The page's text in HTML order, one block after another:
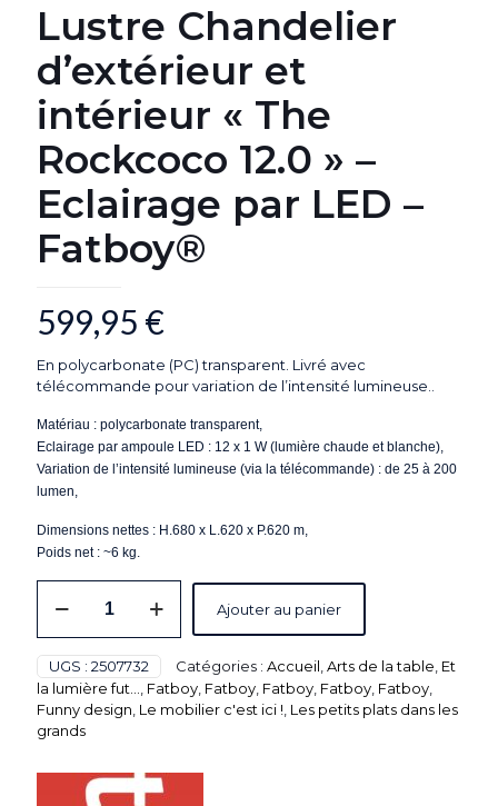
Lustre Chandelier
d’extérieur et
intérieur « The
Rockcoco 12.0 » –
Eclairage par LED –
Fatboy®
599,95 €
En polycarbonate (PC) transparent. Livré avec
télécommande pour variation de l’intensité lumineuse..
Matériau : polycarbonate transparent,
Eclairage par ampoule LED : 12 x 1 W (lumière chaude et blanche),
Variation de l’intensité lumineuse (via la télécommande) : de 25 à 200
lumen,
Dimensions nettes : H.680 x L.620 x P.620 m,
Poids net : ~6 kg.
Chandelier
d'extérieur
et
intérieur
"The
12.0"
Ajouter au panier
UGS : 2507732 Catégories : Accueil Arts de la table Et
la lumière fut...
Fatboy Fatboy Fatboy Fatboy Fatboy
Funny design Le mobilier c'est ici ! Les petits plats dans les
grands